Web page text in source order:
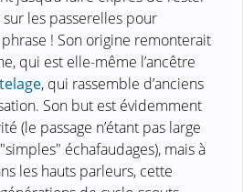
les passerelles pour
! Son origine remonterait
qui est elle-même l’ancêtre
, qui rassemble d’anciens
Son but est évidemment
(le passage n’étant pas large
échafaudages), mais à
les hauts parleurs, cette